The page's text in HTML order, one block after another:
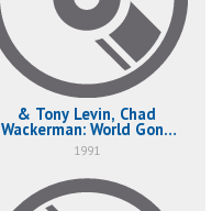
& Tony Levin, Chad
Wackerman: World Gone
Strange
1991